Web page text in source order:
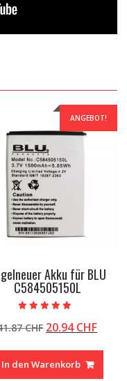
ANGEBOT!
Akku für BLU
C584505150L
5.00
von 5
CHF Ursprünglicher
war:
41.87 CHF
20.94CHF
In den Warenkorb